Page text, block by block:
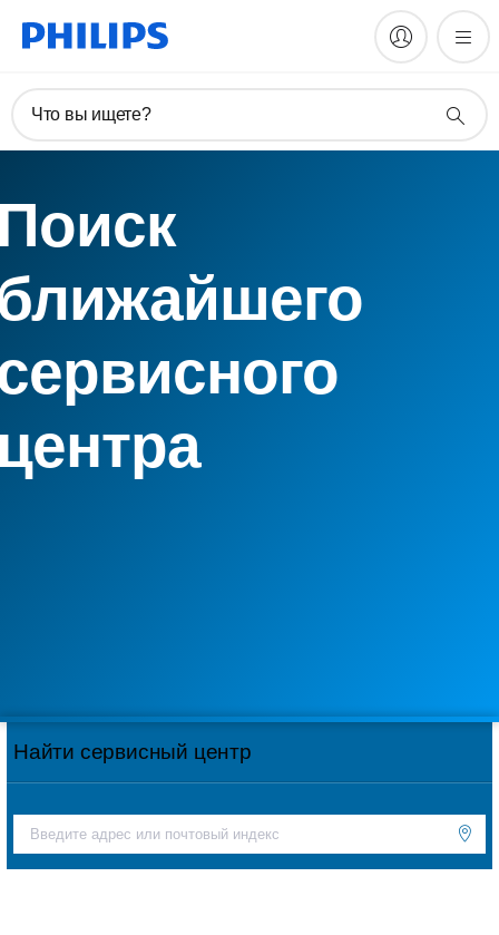
Что вы ищете?
Найти сервисный центр